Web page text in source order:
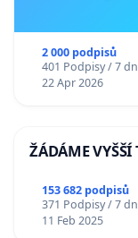
2 000 podpisů
401 Podpisy / 7
22 Apr 2026
ŽÁDÁME VYŠŠÍ
153 682 podpisů
371 Podpisy / 7
11 Feb 2025